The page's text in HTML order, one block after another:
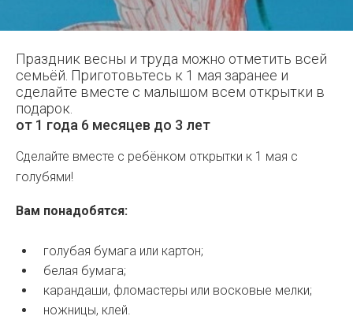
Праздник весны и труда можно отметить всей
семьёй. Приготовьтесь к 1 мая заранее и
сделайте вместе с малышом всем открытки в
подарок.
от 1 года 6 месяцев до 3 лет
Сделайте вместе с ребёнком открытки к 1 мая с
голубями!
Вам понадобятся:
голубая бумага или картон;
белая бумага;
карандаши, фломастеры или восковые мелки;
ножницы, клей.